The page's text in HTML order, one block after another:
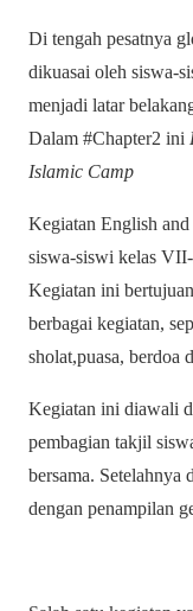
Di tengah pesatnya
dikuasai oleh siswa-
menjadi latar
Dalam #Chapter2 ini
Islamic Camp
Kegiatan English
siswa-siswi kelas
Kegiatan ini
berbagai kegiatan,
sholat,puasa, berdoa
Kegiatan ini diawali
pembagian takjil
bersama.
dengan penampilan